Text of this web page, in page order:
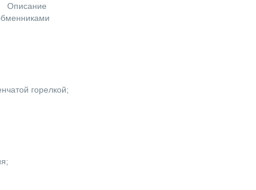
Описание
горелкой;